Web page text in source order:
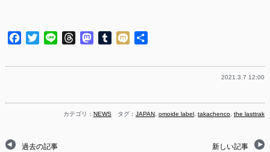
Facebook
TwitterLine ThreadsMastodon
Tumblr
Mixi
2021.3.7 12:00
カテゴリ： NEWS タグ：JAPAN,omoide label ,takachenco,the lasttrak
過去の記事 新しい記事